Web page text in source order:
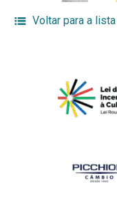
Voltar para a